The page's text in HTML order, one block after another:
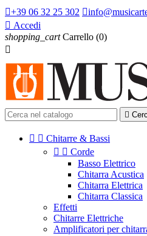
+39 06 32 25 302 
 Accedi
shopping_cart Carrello (0)


  Chitarre & Bassi
  Corde
Basso Elettrico
Chitarra Acustica
Chitarra Elettrica
Chitarra Classica
Effetti
Chitarre Elettriche
Amplificatori per